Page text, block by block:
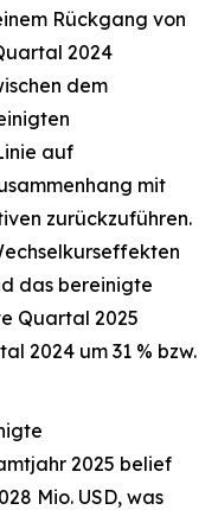
Rückgang von
2024
dem
auf
mit
zurückzuführen.
das bereinigte
Quartal 2025
2024 um 31 % bzw.
2025 belief
Mio. USD, was